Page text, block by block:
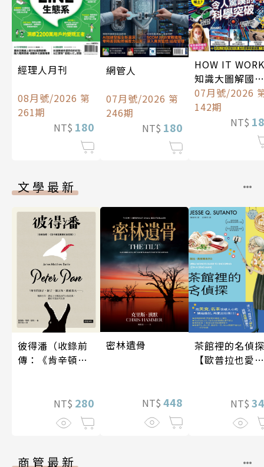
經理人月刊
08月號/2026 第
261期
NT$ 180
網管人
07月號/2026 第
246期
NT$ 180
HOW IT
知識大圖解國際
中文版
07月號/2026
142期
NT$
文學最新
彼得潘（收錄前
傳：《肯辛頓花
NT$ 280
密林遺骨
NT$ 448
茶館裡的名偵探
【歐普拉也愛！
《茶館裡的嫌疑
人》續作】
NT$
商管最新